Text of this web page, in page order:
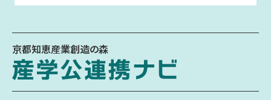
京都知恵産業創造の森